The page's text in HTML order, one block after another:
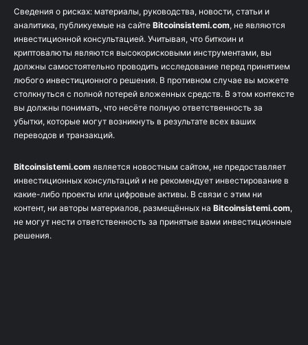
Сведения о рисках: материалы, руководства, новости, статьи и
аналитика, публикуемые на сайте Bitcoinsistemi.com, не являются
инвестиционной консультацией. Учитывая, что биткоин и
криптовалюты являются высокорисковыми инструментами, вы
должны самостоятельно проводить исследование перед принятием
любого инвестиционного решения. В противном случае вы можете
столкнуться с полной потерей вложенных средств. В этом контексте
вы должны понимать, что несёте полную ответственность за
убытки, которые могут возникнуть в результате всех ваших
переводов и транзакций.
Bitcoinsistemi.com является новостным сайтом, не предоставляет
инвестиционных консультаций и не рекомендует инвестирование в
какие-либо проекты или цифровые активы. В связи с этим ни
контент, ни авторы материалов, размещённых на Bitcoinsistemi.com,
не могут нести ответственность за принятые вами инвестиционные
решения.